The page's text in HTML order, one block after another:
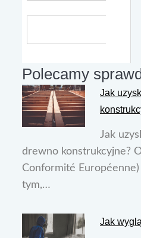
Polecamy
Jak
Jak
drewno konstrukcyjne?
Conformité
tym,…
Jak